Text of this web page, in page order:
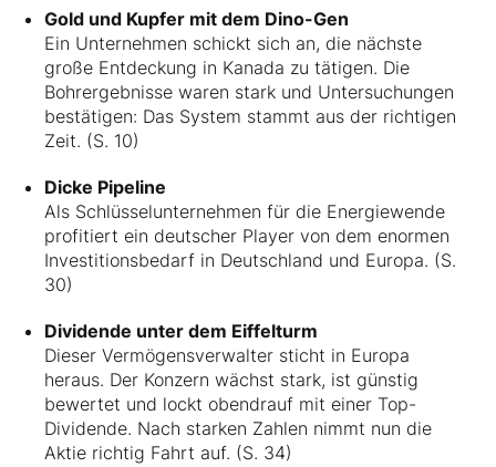
Gold und Kupfer mit dem Dino-Gen
Ein Unternehmen schickt sich an, die nächste
große Entdeckung in Kanada zu tätigen. Die
Bohrergebnisse waren stark und Untersuchungen
bestätigen: Das System stammt aus der richtigen
Zeit. (S. 10)
Dicke Pipeline
Als Schlüsselunternehmen für die Energiewende
profitiert ein deutscher Player von dem enormen
Investitionsbedarf in Deutschland und Europa. (S.
30)
Dividende unter dem Eiffelturm
Dieser Vermögensverwalter sticht in Europa
heraus. Der Konzern wächst stark, ist günstig
bewertet und lockt obendrauf mit einer Top-
Dividende. Nach starken Zahlen nimmt nun die
Aktie richtig Fahrt auf. (S. 34)